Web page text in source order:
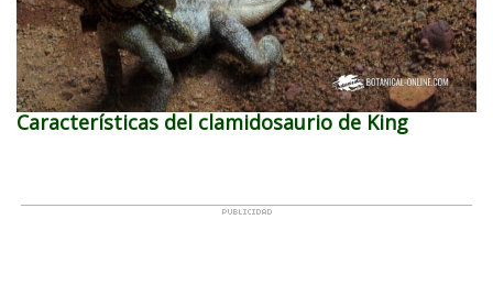
Características del clamidosaurio de King